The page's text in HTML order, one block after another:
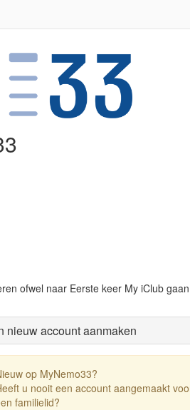
ofwel naar Eerste keer My iClub gaan
nieuw account aanmaken
op MyNemo33?
u nooit een account aangemaakt
familielid?